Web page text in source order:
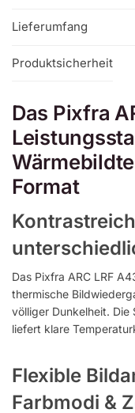
Lieferumfang
Produktsicherheit
Das Pixfra
Format
Das Pixfra ARC LRF
thermische
völliger Dunkelheit.
liefert klare
Flexible
Farbmodi &